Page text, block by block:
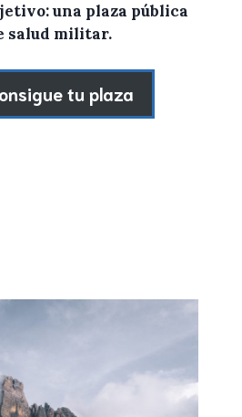
una plaza pública
salud militar.
tu plaza